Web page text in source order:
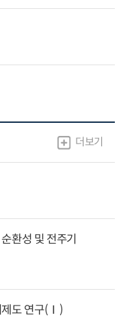
더보기
환성 및 전주기
제도 연구(Ⅰ)